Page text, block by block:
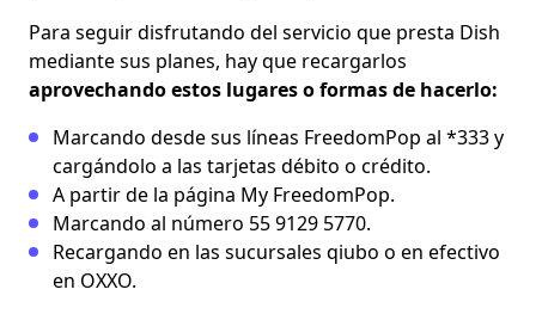
Para seguir disfrutando del servicio que presta Dish
mediante sus planes, hay que recargarlos
aprovechando estos lugares o formas de hacerlo:
Marcando desde sus líneas FreedomPop al *333 y
cargándolo a las tarjetas débito o crédito.
A partir de la página My FreedomPop.
Marcando al número 55 9129 5770.
Recargando en las sucursales qiubo o en efectivo
en OXXO.